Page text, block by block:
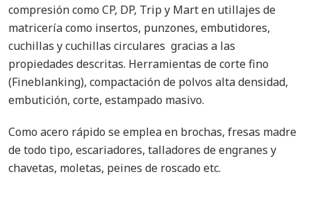
compresión como CP, DP, Trip y Mart en utillajes de
matricería como insertos, punzones, embutidores,
cuchillas y cuchillas circulares gracias a las
propiedades descritas. Herramientas de corte fino
(Fineblanking), compactación de polvos alta densidad,
embutición, corte, estampado masivo.
Como acero rápido se emplea en brochas, fresas madre
de todo tipo, escariadores, talladores de engranes y
chavetas, moletas, peines de roscado etc.